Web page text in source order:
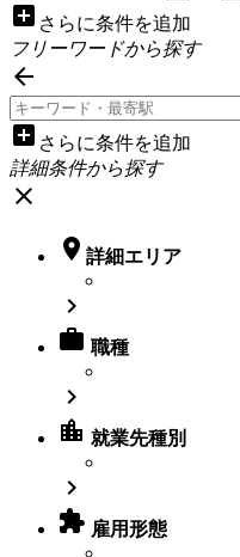
add_box さらに条件を追加
フリーワードから探す

add_box さらに条件を追加
詳細条件から探す
close
 詳細エリア

 職種

location_city 就業先種別

 雇用形態